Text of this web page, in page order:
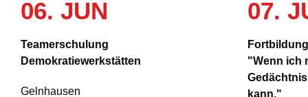
06. JUN
Teamerschulung
Demokratiewerkstätten
Gelnhausen
07.
"Wenn ich
kann."